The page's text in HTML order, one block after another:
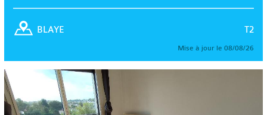
T2
BLAYE
Mise à jour le 08/08/26